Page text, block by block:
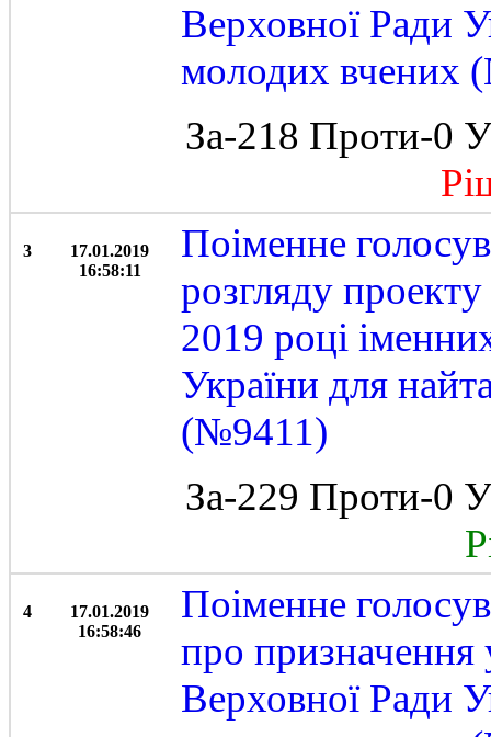
Верховної Ради
молодих вчених
За-218 Проти-0
3
17.01.2019
16:58:11
Поіменне
розгляду
2019 році
України для
(№9411)
За-229 Проти-0
4
17.01.2019
16:58:46
Поіменне
про призначення
Верховної Ради